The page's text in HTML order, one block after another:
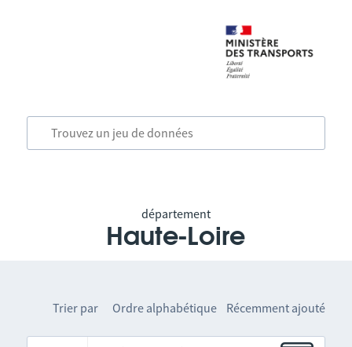
département
Haute-Loire
Trier par Ordre alphabétique Récemment ajouté